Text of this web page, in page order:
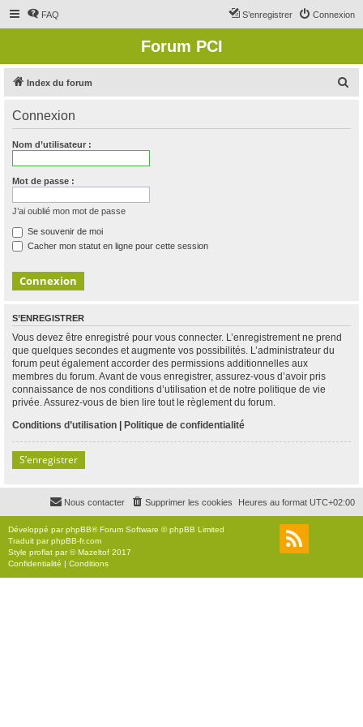
FAQ Connexion
S’enregistrer
Forum PCI
Index du forum
Connexion
Nom d’utilisateur :
Mot de passe :
J’ai oublié mon mot de passe
Se souvenir de moi
Cacher mon statut en ligne pour cette session
S’ENREGISTRER
Vous devez être enregistré pour vous connecter. L’enregistrement ne prend
que quelques secondes et augmente vos possibilités. L’administrateur du
forum peut également accorder des permissions additionnelles aux
membres du forum. Avant de vous enregistrer, assurez-vous d’avoir pris
connaissance de nos conditions d’utilisation et de notre politique de vie
privée. Assurez-vous de bien lire tout le règlement du forum.
Conditions d’utilisation | Politique de confidentialité
S’enregistrer
Heures au format UTC+02:00
Supprimer les cookies
Nous contacter
Développé parphpBB® Forum Software © phpBB Limited
Traduit parphpBB-fr.com
Style proflat par ©Mazeltof 2017
Confidentialité | Conditions